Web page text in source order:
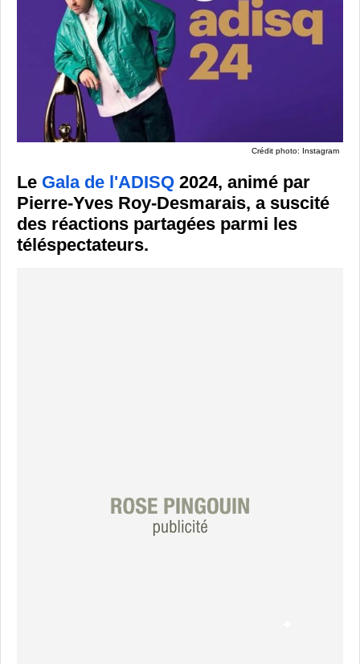
Crédit photo: Instagram
Le Gala de l'ADISQ 2024, animé par
Pierre-Yves Roy-Desmarais, a suscité
des réactions partagées parmi les
téléspectateurs.